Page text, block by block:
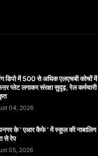
डिपो में 500 से अधिक एलएचबी कोचों में
प्लेट लगाकर संरक्षा सुदृढ़, रेल कर्मचारी
04, 2026
के ' एआर कैफे ' में स्कूल की नाबालिग
से रेप
05, 2026